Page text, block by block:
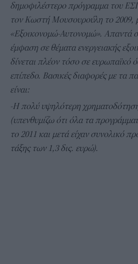
δημοφιλέστερο πρόγραμμα του
τον Κωστή Μουσουρούλη το 2009,
«Εξοικονομώ-Αυτονομώ». Απαντά
έμφαση σε θέματα ενεργειακής
δίνεται πλέον τόσο σε ευρωπαϊκό
επίπεδο. Βασικές διαφορές με τα
είναι:
-Η πολύ υψηλότερη
(υπενθυμίζω ότι όλα τα
το 2011 και μετά είχαν συνολικό
τάξης των 1,3 δις. ευρώ).